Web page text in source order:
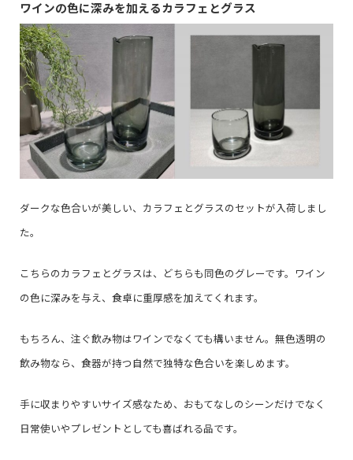
ワインの色に深みを加えるカラフェとグラス
ダークな色合いが美しい、カラフェとグラスのセットが入荷しまし
た。
こちらのカラフェとグラスは、どちらも同色のグレーです。ワイン
の色に深みを与え、食卓に重厚感を加えてくれます。
もちろん、注ぐ飲み物はワインでなくても構いません。無色透明の
飲み物なら、食器が持つ自然で独特な色合いを楽しめます。
手に収まりやすいサイズ感なため、おもてなしのシーンだけでなく
日常使いやプレゼントとしても喜ばれる品です。